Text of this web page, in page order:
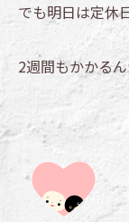
でも明日は定休
2週間もかかる